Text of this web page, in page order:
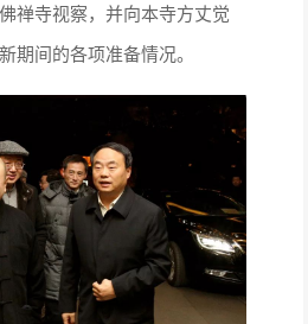
禅寺视察，并向本寺方丈觉
期间的各项准备情况。